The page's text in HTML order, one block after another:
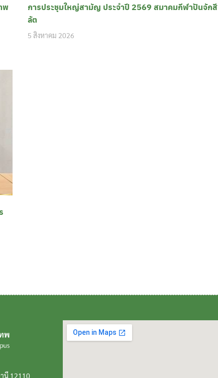
พ
การประชุมใหญ่สามัญ ประจำปี 2569 สมาคมกีฬาปันจักสี
ลัต
5 สิงหาคม 2026
นี 12110